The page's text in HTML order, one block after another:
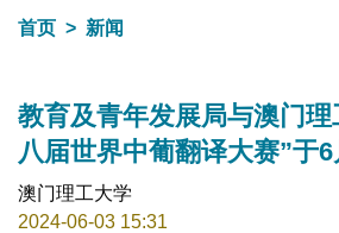
首页
新闻
教育及青年发展局与澳门
八届世界中葡翻译大赛”于
澳门理工大学
2024-06-03 15:31